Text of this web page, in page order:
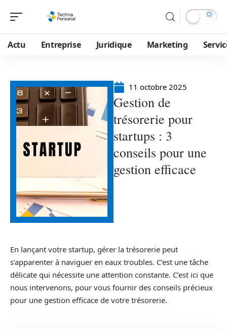
Actu Entreprise Juridique Marketing
11 octobre 2025
Gestion de
trésorerie pour
startups : 3
conseils pour une
gestion efficace
En lançant votre startup, gérer la trésorerie peut
s’apparenter à naviguer en eaux troubles. C’est une tâche
délicate qui nécessite une attention constante. C’est ici que
nous intervenons, pour vous fournir des conseils précieux
pour une gestion efficace de votre trésorerie.